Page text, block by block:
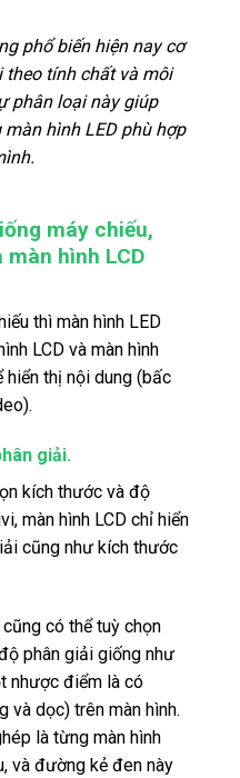
phổ biến hiện nay cơ
tính chất và môi
phân loại này giúp
hình LED phù hợp
máy chiếu,
màn hình LCD
thì màn hình LED
LCD và màn hình
hiển thị nội dung (bấc
giải.
kích thước và độ
màn hình LCD chỉ hiển
cũng như kích thước
có thể tuỳ chọn
phân giải giống như
nhược điểm là có
và dọc) trên màn hình.
là từng màn hình
và đường kẻ đen này